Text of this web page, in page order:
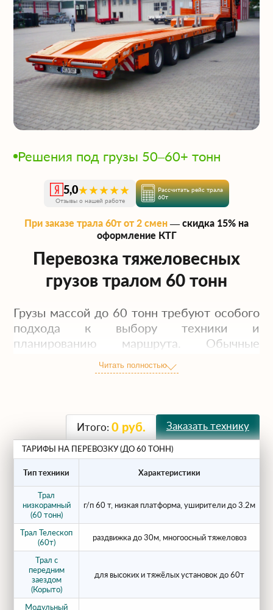
Решения под грузы 50–60+ тонн
5,0★★★★★
Отзывы о нашей работе
Рассчитать рейс трала
60т
При заказе трала 60т от 2 смен— скидка 15% на
оформление КТГ
Перевозка тяжеловесных
грузов тралом 60 тонн
Грузы массой до 60 тонн требуют особого
подхода к выбору техники и
планированию маршрута. Обычные
полуприцепы здесь не подходят:
необходим многоосный тяжеловоз с
ЕВРОГРУППСТРОЙ 2 предоставляет в
аренду тралы 60 тонн для перевозки
сверхтяжёлой спецтехники и
Домодедово, Домодедовском районе и
России.
Когда имеет смысл
заказывать трал 60т?
Трал грузоподъёмностью 60 тонн
используют, когда масса и габариты груза
Читать полностью
Итого:0 руб. Заказать технику
ТАРИФЫ НА ПЕРЕВОЗКУ (ДО 60 ТОНН)
Тип техники Характеристики
Трал
низкорамный
(60 тонн)
г/п 60 т, низкая платформа, уширители до 3.2м
Трал Телескоп
(60т)
раздвижка до 30м, многоосный тяжеловоз
Трал с
передним
заездом
(Корыто)
для высоких и тяжёлых установок до 60т
Модульный